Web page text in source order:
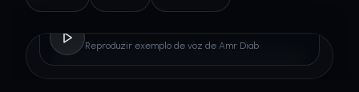
Reproduzir exemplo de voz de Amr Diab